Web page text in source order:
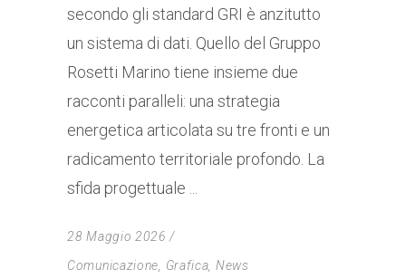
secondo gli standard GRI è anzitutto
un sistema di dati. Quello del Gruppo
Rosetti Marino tiene insieme due
racconti paralleli: una strategia
energetica articolata su tre fronti e un
radicamento territoriale profondo. La
sfida progettuale
28 Maggio 2026
Comunicazione
Grafica News